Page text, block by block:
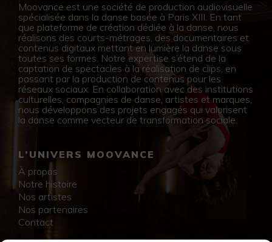
Moovance est une société de production audiovisuelle
spécialisée dans la danse basée à Paris XIII. En tant
que plateforme de création dédiée à la danse, nous
réalisons des courts-métrages, des documentaires et
contenus digitaux mettant en lumière la danse sous
toutes ses formes. Notre expertise s’étend de la
captation de spectacles à la réalisation de clips, en
passant par la production de contenus pour les
réseaux sociaux. En collaboration avec des institutions
culturelles, compagnies de danse, artistes et marques,
nous développons des projets engagés qui valorisent
la danse comme vecteur de transformation sociale.
L’UNIVERS MOOVANCE
À propos
Notre histoire
Nos artistes
Nos partenaires
Contact